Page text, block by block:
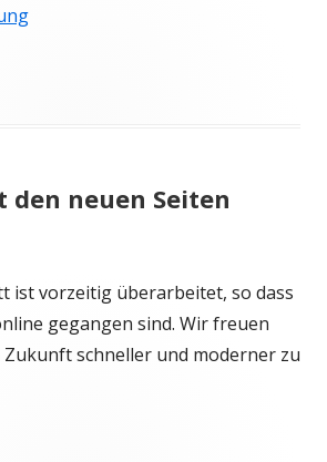
den neuen Seiten
ist vorzeitig überarbeitet, so dass
gegangen sind. Wir freuen
schneller und moderner zu